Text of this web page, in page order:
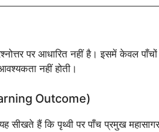
पर आधारित नहीं है। इसमें केवल
नहीं होती।
Outcome)
हैं कि पृथ्वी पर पाँच प्रमुख